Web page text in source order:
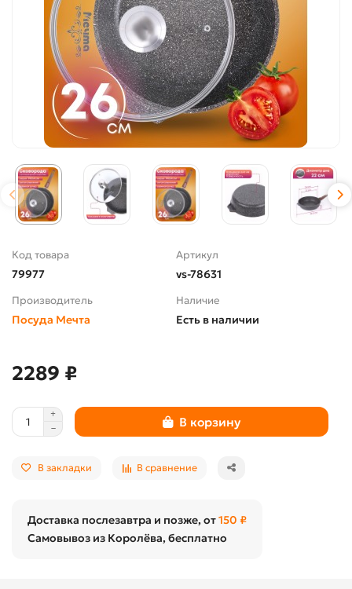
Код товара
79977
Артикул
vs-78631
Производитель
Посуда Мечта
Наличие
Есть в наличии
2289 ₽
В корзину
В закладки В сравнение
Доставка послезавтра и позже, от150 ₽
Самовывоз из Королёва, бесплатно